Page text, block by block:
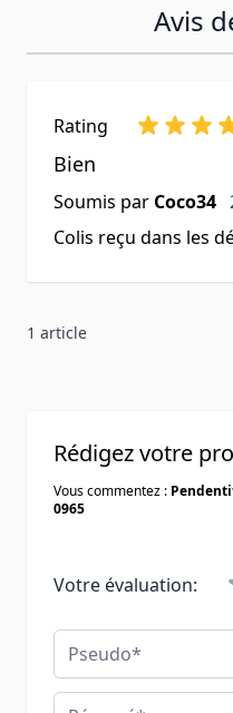
Avis
Rating
Bien
Soumis par Coco34
Colis reçu dans les
1 article
Rédigez votre
Vous commentez :
0965
Votre évaluation:
Pseudo
Résumé